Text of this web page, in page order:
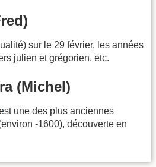
sur le 29 février, les années
julien et grégorien, etc.
(Michel)
une des plus anciennes
-1600), découverte en